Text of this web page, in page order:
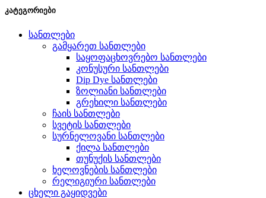
კატეგორიები
სანთლები
გამყარეთ სანთლები
საყოფაცხოვრებო სანთლები
კონუსური სანთლები
Dip Dye სანთლები
ზოლიანი სანთლები
გრეხილი სანთლები
ჩაის სანთლები
სვეტის სანთლები
სურნელოვანი სანთლები
ქილა სანთლები
თუნუქის სანთლები
ხელოვნების სანთლები
რელიგიური სანთლები
ცხელი გაყიდვები